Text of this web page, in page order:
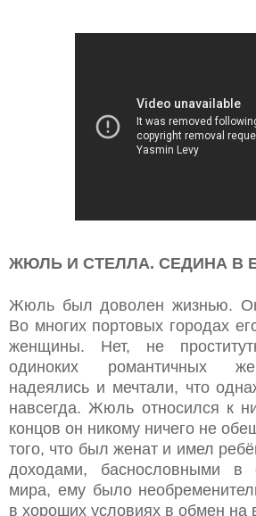
ЖЮЛЬ И СТЕЛЛА. СЕДИНА В
Жюль был доволен жизнью.
Во многих портовых городах
женщины. Нет, не
одиноких романтичных
надеялись и мечтали, что
навсегда. Жюль относился к
концов он никому ничего не
того, что был женат и имел
доходами, баснословными в
мира, ему было
в хороших условиях в обмен на